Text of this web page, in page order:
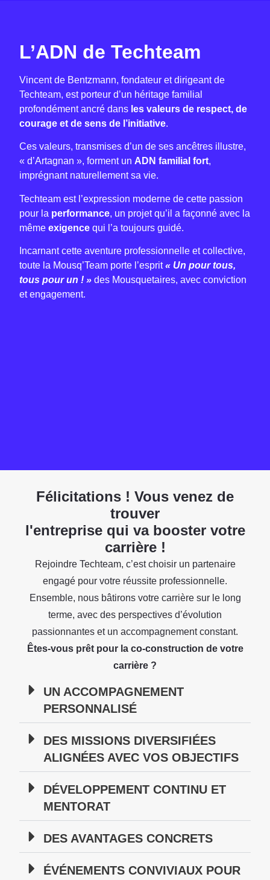
L’ADN de Techteam
Vincent de Bentzmann, fondateur et dirigeant de
Techteam, est porteur d’un héritage familial
profondément ancré dans les valeurs de respect, de
courage et de sens de l’initiative.
Ces valeurs, transmises d’un de ses ancêtres illustre,
« d’Artagnan », forment un ADN familial fort,
imprégnant naturellement sa vie.
Techteam est l’expression moderne de cette passion
pour la performance, un projet qu’il a façonné avec la
mêmeexigencequi l’a toujours guidé.
Incarnant cette aventure professionnelle et collective,
toute la Mousq’Team porte l’esprit« Un pour tous,
tous pour un ! » des Mousquetaires, avec conviction
et engagement.
Félicitations ! Vous venez de
trouver
l'entreprise qui va booster votre
carrière !
Rejoindre Techteam, c’est choisir un partenaire
engagé pour votre réussite professionnelle.
Ensemble, nous bâtirons votre carrière sur le long
terme, avec des perspectives d’évolution
passionnantes et un accompagnement constant.
Êtes-vous prêt pour la co-construction de votre
carrière ?
UN ACCOMPAGNEMENT
PERSONNALISÉ
DES MISSIONS DIVERSIFIÉES
ALIGNÉES AVEC VOS OBJECTIFS
DÉVELOPPEMENT CONTINU ET
MENTORAT
DES AVANTAGES CONCRETS
ÉVÉNEMENTS CONVIVIAUX POUR